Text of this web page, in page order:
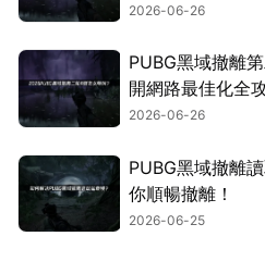
2026-06-26
PUBG黑域撤離
開網路最佳化全
2026-06-26
PUBG黑域撤離
你順暢撤離！
2026-06-25